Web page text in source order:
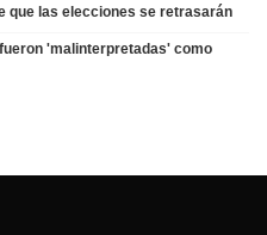
que las elecciones se retrasarán
'malinterpretadas' como